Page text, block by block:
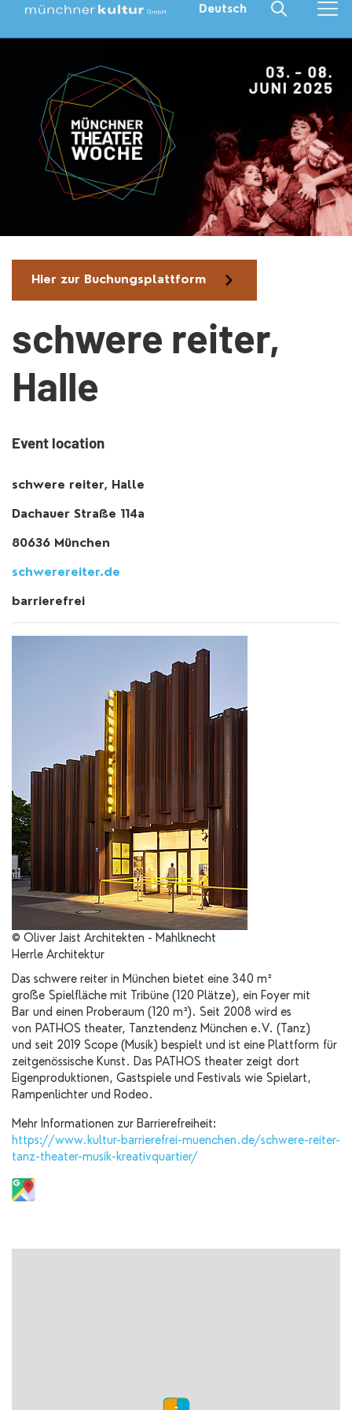
Deutsch
Hier zur Buchungsplattform
schwere reiter,
Halle
Event location
schwere reiter, Halle
Dachauer Straße 114a
80636 München
schwerereiter.de
barrierefrei
© Oliver Jaist Architekten - Mahlknecht
Herrle Architektur
Das schwere reiter in München bietet eine 340 m²
große Spielfläche mit Tribüne (120 Plätze), ein Foyer mit
Bar und einen Proberaum (120 m²). Seit 2008 wird es
von PATHOS theater, Tanztendenz München e.V. (Tanz)
und seit 2019 Scope (Musik) bespielt und ist eine Plattform für
zeitgenössische Kunst. Das PATHOS theater zeigt dort
Eigenproduktionen, Gastspiele und Festivals wie Spielart,
Rampenlichter und Rodeo.
Mehr Informationen zur Barrierefreiheit:
https://www.kultur-barrierefrei-muenchen.de/schwere-reiter-
tanz-theater-musik-kreativquartier/